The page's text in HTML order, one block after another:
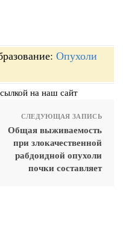
Опухоли
на наш сайт
СЛЕДУЮЩАЯ ЗАПИСЬ
Общая выживаемость
при злокачественной
рабдоидной опухоли
почки составляет